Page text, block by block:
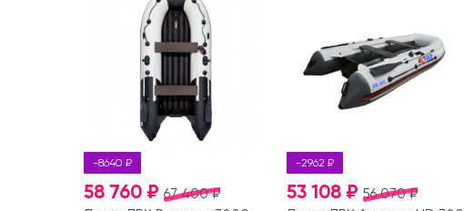
-8640 ₽
67 400 ₽
58 760 ₽
-2962 ₽
56 070 ₽
53 108 ₽